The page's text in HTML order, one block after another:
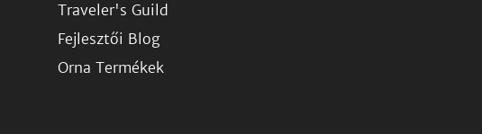
Traveler's Guild
Fejlesztői Blog
Orna Termékek